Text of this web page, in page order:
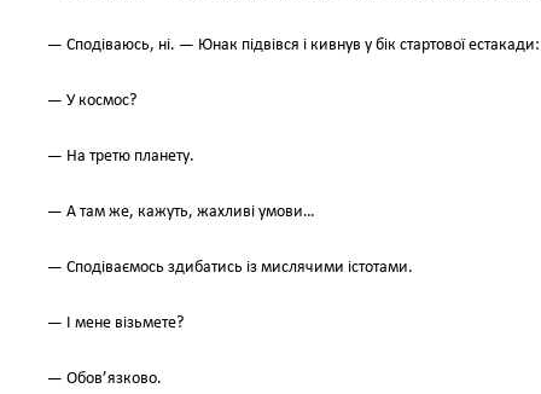
— Сподіваюсь, ні. — Юнак підвівся і кивнув у бік стартової
— У космос?
— На третю планету.
— А там же, кажуть, жахливі умови…
— Сподіваємось здибатись із мислячими істотами.
— І мене візьмете?
— Обов’язково.